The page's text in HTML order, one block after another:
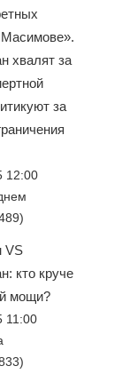
хвалят за
за
12:00
VS
кто круче
мощи?
11:00